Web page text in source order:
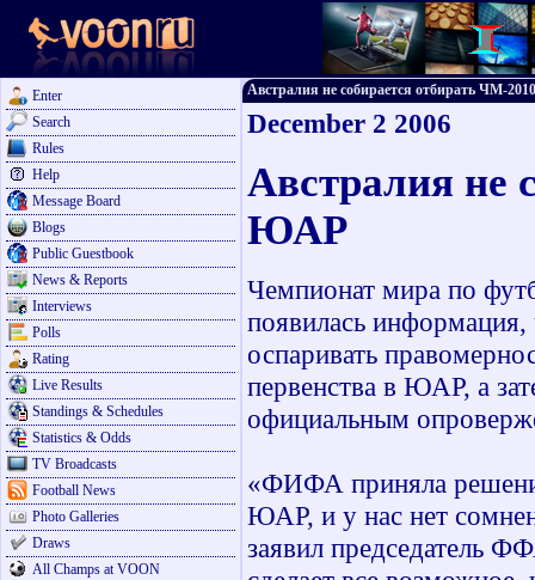
Enter
Search
Rules
Help
Message Board
Blogs
Public Guestbook
News & Reports
Interviews
Polls
Rating
Live Results
Standings & Schedules
Statistics & Odds
TV Broadcasts
Football News
Photo Galleries
Draws
All Champs at VOON
Австралия не собирается отбирать ЧМ-
December 2 2006
Австралия не
ЮАР
Чемпионат мира по
появилась
оспаривать
первенства в ЮАР, а
официальным
«ФИФА приняла
ЮАР, и у нас нет
заявил председатель